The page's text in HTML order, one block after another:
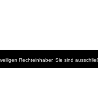
Rechteinhaber. Sie sind